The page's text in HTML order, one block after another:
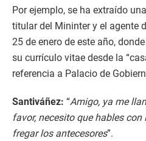
Por ejemplo, se ha extraído
titular del Mininter y el agente
25 de enero de este año,
su currículo vitae desde la
referencia a Palacio de
Santiváñez: “Amigo, ya me
favor, necesito que hables con
fregar los antecesores”.